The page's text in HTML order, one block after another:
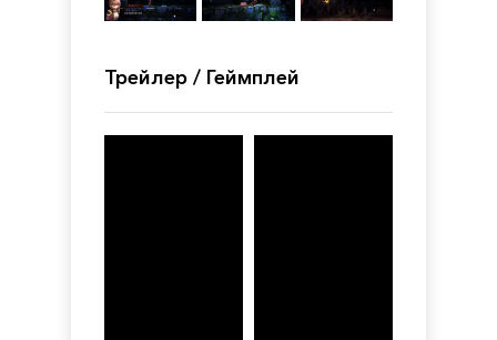
Трейлер / Геймплей